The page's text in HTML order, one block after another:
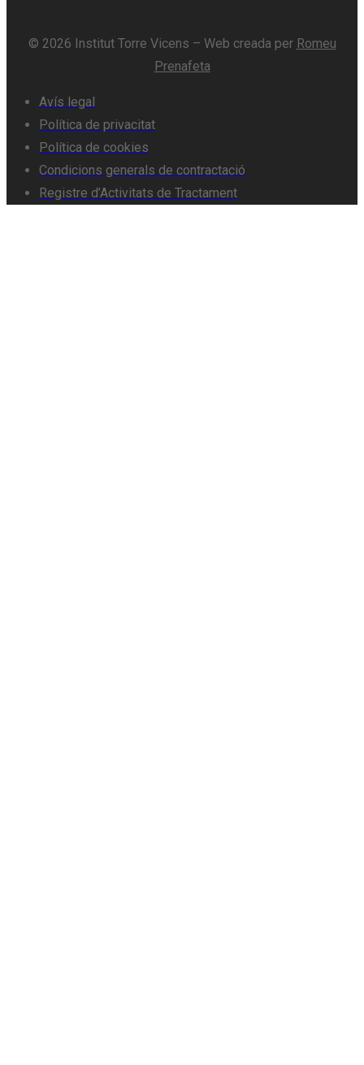
© 2026 Institut Torre Vicens – Web creada per Romeu
Prenafeta
Avís legal
Política de privacitat
Política de cookies
Condicions generals de contractació
Registre d’Activitats de Tractament